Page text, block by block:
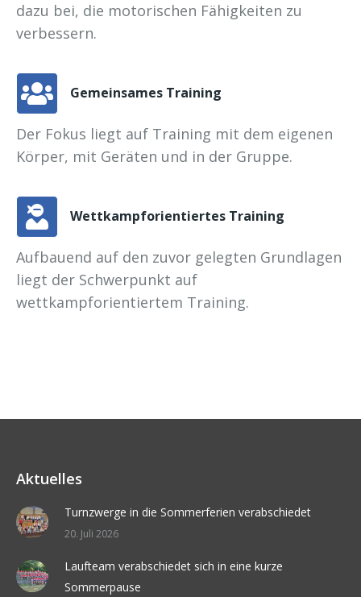
dazu bei, die motorischen Fähigkeiten zu
verbessern.
Gemeinsames Training
Der Fokus liegt auf Training mit dem eigenen
Körper, mit Geräten und in der Gruppe.
Wettkampforientiertes Training
Aufbauend auf den zuvor gelegten Grundlagen
liegt der Schwerpunkt auf
wettkampforientiertem Training.
Aktuelles
Turnzwerge in die Sommerferien verabschiedet
20. Juli 2026
Laufteam verabschiedet sich in eine kurze
Sommerpause